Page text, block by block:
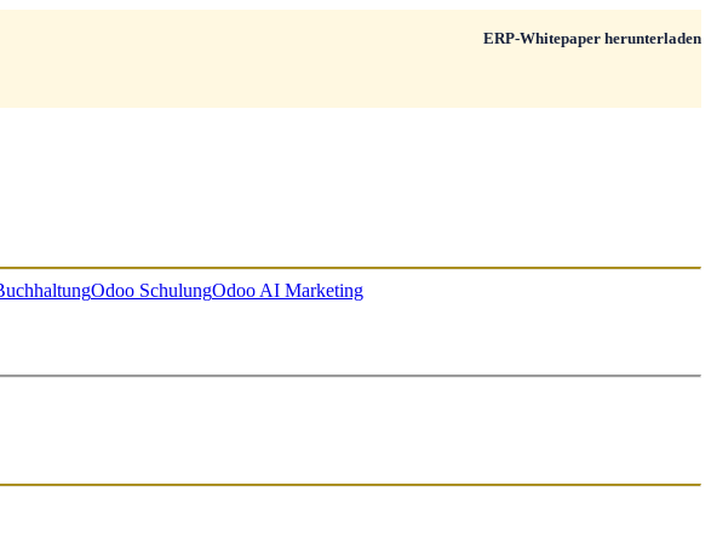
ERP-Whitepaper herunterladen
Odoo SchulungOdoo AI Marketing